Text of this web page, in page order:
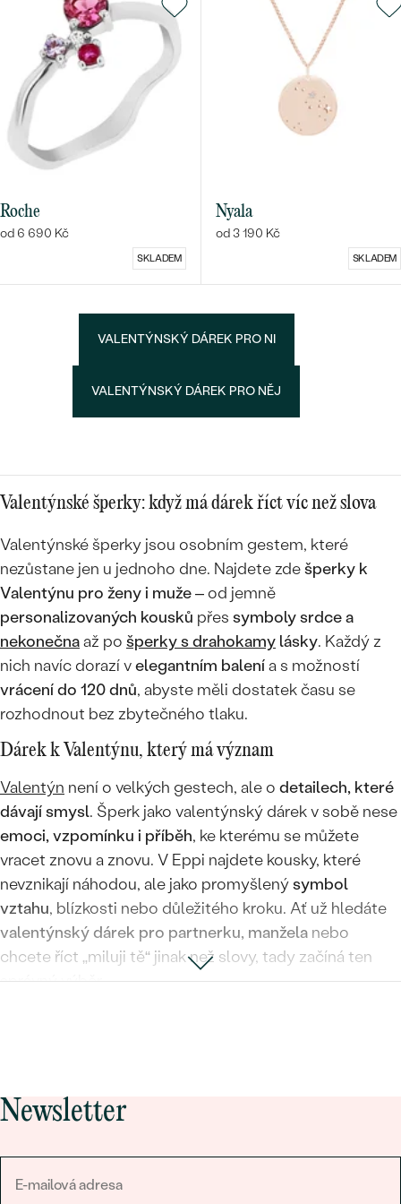
Roche
od 6 690 Kč
SKLADEM
Nyala
od 3 190 Kč
SKLADEM
VALENTÝNSKÝ DÁREK PRO NI
VALENTÝNSKÝ DÁREK PRO NĚJ
Valentýnské šperky: když má dárek říct víc než slova
Valentýnské šperky jsou osobním gestem, které
nezůstane jen u jednoho dne. Najdete zdešperky k
Valentýnu pro ženy i muže– od jemně
personalizovaných kousků přes symboly srdce a
nekonečnaaž po šperky s drahokamy lásky. Každý z
nich navíc dorazí velegantním balenía s možností
vrácení do 120 dnů, abyste měli dostatek času se
rozhodnout bez zbytečného tlaku.
Dárek k Valentýnu, který má význam
Valentýn není o velkých gestech, ale o detailech, které
dávají smysl. Šperk jako valentýnský dárek v sobě nese
emoci, vzpomínku i příběh, ke kterému se můžete
vracet znovu a znovu. V Eppi najdete kousky, které
nevznikají náhodou, ale jako promyšlenýsymbol
vztahu, blízkosti nebo důležitého kroku. Ať už hledáte
valentýnský dárek pro partnerku, manžela nebo
chcete říct „miluji tě“ jinak než slovy, tady začíná ten
správný výběr.
osobní rovinu.Náramky s vlastním textem
zachytitjméno, datum nebo krátký vzkaz
fungují jako jemný symbol –
Newsletter